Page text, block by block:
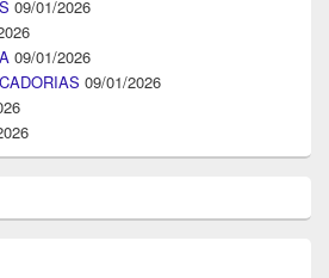
09/01/2026
09/01/2026
09/01/2026